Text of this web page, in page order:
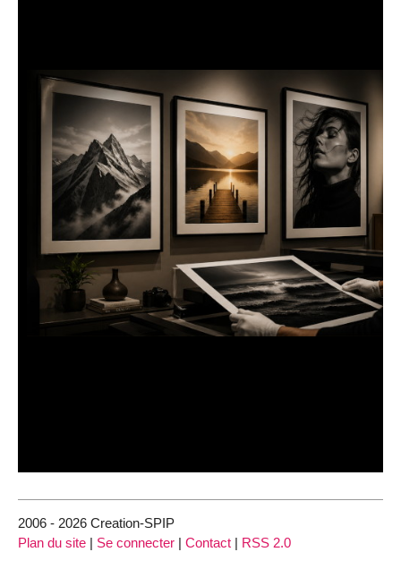
2006 - 2026 Creation-SPIP
Plan du site | Se connecter | Contact | RSS 2.0